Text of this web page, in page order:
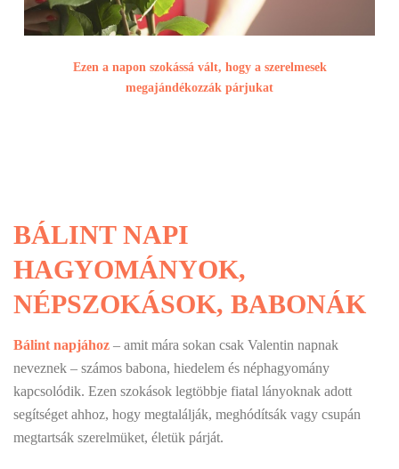
Ezen a napon szokássá vált, hogy a szerelmesek
megajándékozzák párjukat
BÁLINT NAPI
HAGYOMÁNYOK,
NÉPSZOKÁSOK, BABONÁK
Bálint napjához – amit mára sokan csak Valentin napnak
neveznek – számos babona, hiedelem és néphagyomány
kapcsolódik. Ezen szokások legtöbbje fiatal lányoknak adott
segítséget ahhoz, hogy megtalálják, meghódítsák vagy csupán
megtartsák szerelmüket, életük párját.